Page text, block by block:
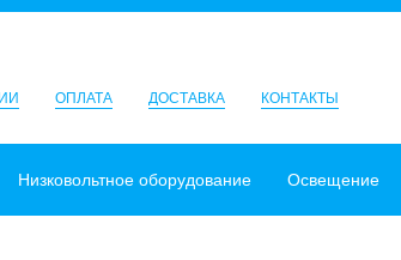
ОПЛАТА ДОСТАВКА КОНТАКТЫ
Низковольтное оборудование Освещение